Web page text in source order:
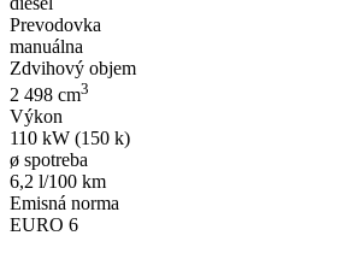
Prevodovka
manuálna
Zdvihový objem
2 498 cm3
Výkon
110 kW (150 k)
ø spotreba
6,2 l/100 km
Emisná norma
EURO 6